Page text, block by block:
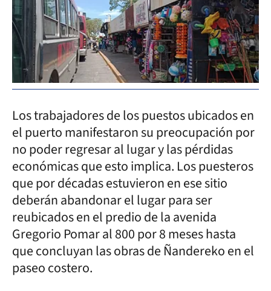
Los trabajadores de los puestos ubicados en
el puerto manifestaron su preocupación por
no poder regresar al lugar y las pérdidas
económicas que esto implica. Los puesteros
que por décadas estuvieron en ese sitio
deberán abandonar el lugar para ser
reubicados en el predio de la avenida
Gregorio Pomar al 800 por 8 meses hasta
que concluyan las obras de Ñandereko en el
paseo costero.